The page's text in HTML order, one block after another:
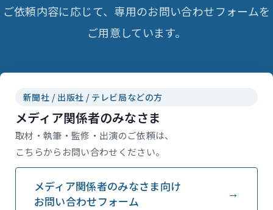
ご依頼内容に応じて、専用のお問い合わせフォームを
ご用意しています。
新聞社 / 出版社 / テレビ局などの方
メディア関係者のみなさま
取材・執筆・監修・出演のご依頼は、
こちらからお問い合わせください。
メディア関係者のみなさま向け
お問い合わせフォーム